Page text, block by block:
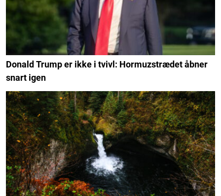
Donald Trump er ikke i tvivl: Hormuzstrædet åbner
snart igen